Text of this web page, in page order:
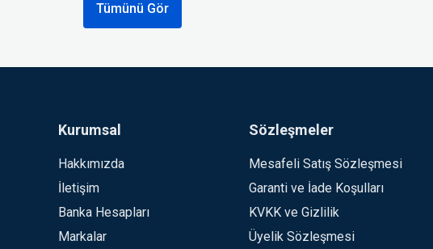
Tümünü Gör
Kurumsal
Hakkımızda
İletişim
Banka Hesapları
Markalar
Sözleşmeler
Mesafeli Satış Sözleşmesi
Garanti ve İade Koşulları
KVKK ve Gizlilik
Üyelik Sözleşmesi